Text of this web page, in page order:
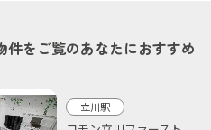
件をご覧のあなたにおすすめ
立川駅